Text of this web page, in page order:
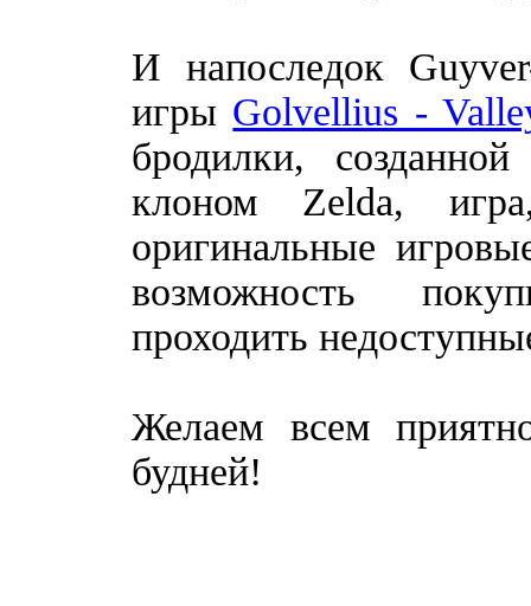
И напоследок
игры Golvellius -
бродилки,
клоном Zelda,
оригинальные
возможность
проходить
Желаем всем
будней!